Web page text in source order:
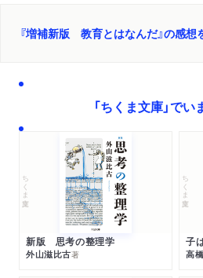
『増補新版 教育とはなんだ』の感想
「ちくま文庫」で
ちくま文庫
新版 思考の整理学
外山滋比古著
ちくま文庫
高